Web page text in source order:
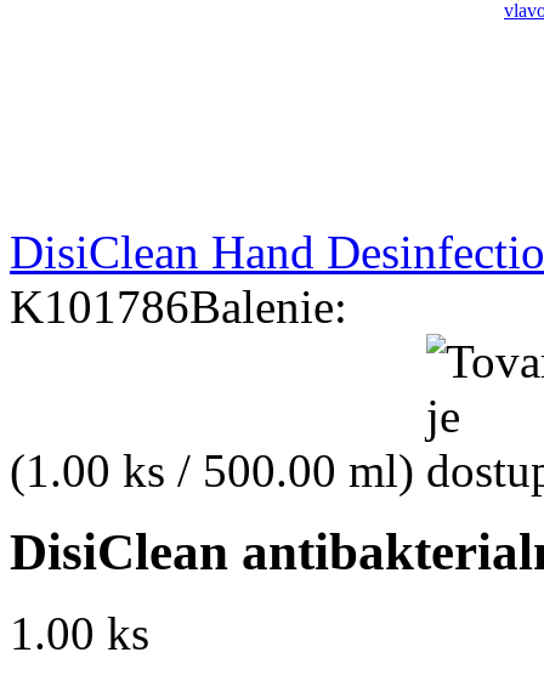
DisiClean Hand
K101786Balenie:
(1.00 ks / 500.00 ml)
DisiClean
1.00 ks